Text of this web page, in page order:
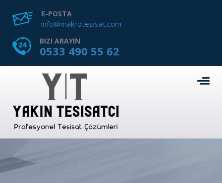
E-POSTA
info@makrotesisat.com
BIZI ARAYIN
0533 490 55 62